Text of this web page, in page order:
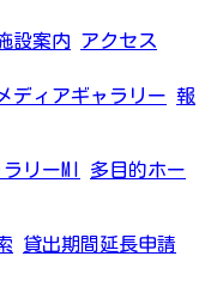
設案内 アクセス
ディアギャラリー 報
リーMI
多目的ホー
貸出期間延長申請